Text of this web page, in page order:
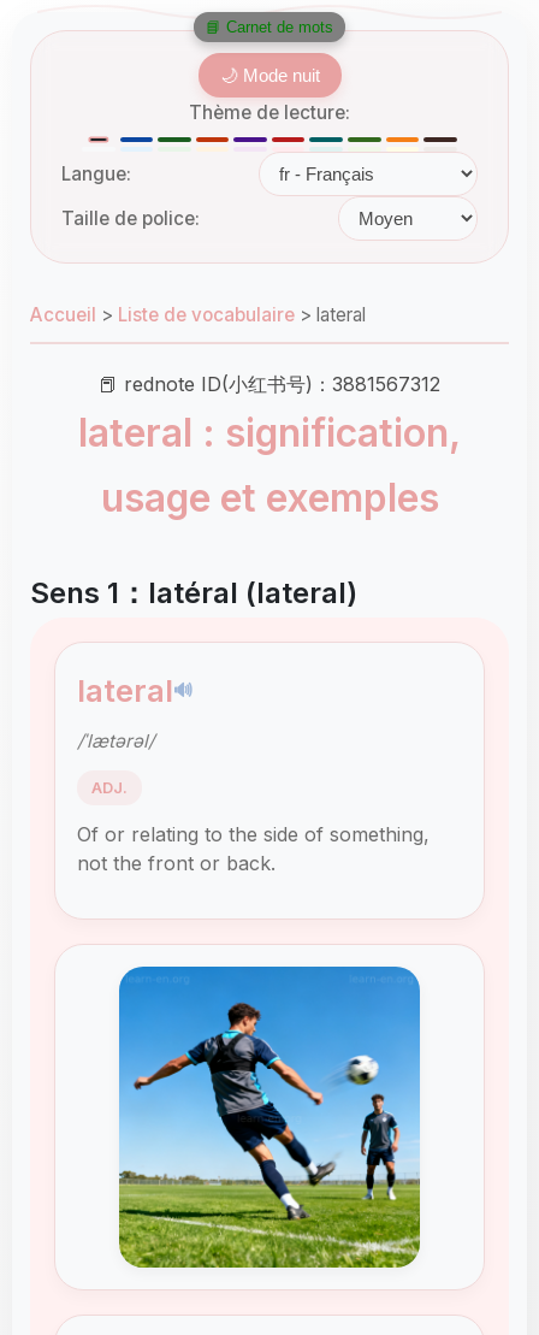
🌙 Mode nuit
Thème de lecture:
Langue:
Taille de police:
Accueil > Liste de vocabulaire > lateral
📕 rednote ID(小红书号)：3881567312
lateral : signification,
usage et exemples
Sens 1：latéral (lateral)
lateral🔊
/ˈlætərəl/
ADJ.
Of or relating to the side of something,
not the front or back.
📘 Carnet de mots